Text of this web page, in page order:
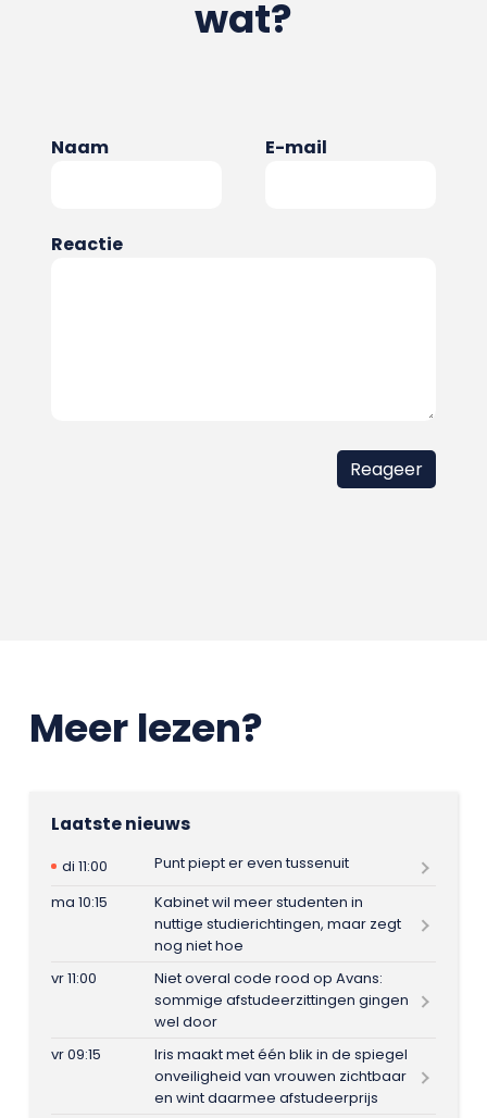
wat?
Naam E-mail
Reactie
Meer lezen?
Laatste nieuws
di 11:00
Punt piept er even tussenuit
ma 10:15
Kabinet wil meer studenten in
nuttige studierichtingen, maar zegt
nog niet hoe
vr 11:00
Niet overal code rood op Avans:
sommige afstudeerzittingen gingen
wel door
vr 09:15
Iris maakt met één blik in de spiegel
onveiligheid van vrouwen zichtbaar
en wint daarmee afstudeerprijs